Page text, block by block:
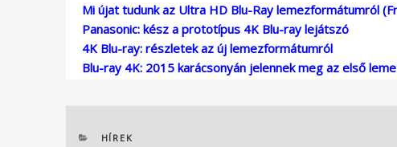
Mi újat tudunk az Ultra HD Blu-Ray lemezformátumról
Panasonic: kész a prototípus 4K Blu-ray lejátszó
4K Blu-ray: részletek az új lemezformátumról
Blu-ray 4K: 2015 karácsonyán jelennek meg az első
KATEGÓRIÁK
HÍREK